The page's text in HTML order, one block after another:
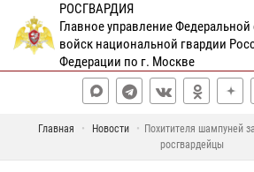
РОСГВАРДИЯ
Главное управление
войск национальной гвардии
Федерации по г. Москве
Главная Новости
Похитителя шампуней
росгвардейцы